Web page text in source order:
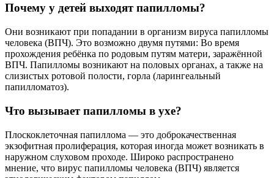
Почему у детей выходят папилломы?
Они возникают при попадании в организм вируса папилломы
человека (ВПЧ). Это возможно двумя путями: Во время
прохождения ребёнка по родовым путям матери, заражённой
ВПЧ. Папилломы возникают на половых органах, а также на
слизистых ротовой полости, горла (ларингеальный
папилломатоз).
Что вызывает папилломы в ухе?
Плоскоклеточная папиллома — это доброкачественная
экзофитная пролиферация, которая иногда может возникать в
наружном слуховом проходе. Широко распространено
мнение, что вирус папилломы человека (ВПЧ) является